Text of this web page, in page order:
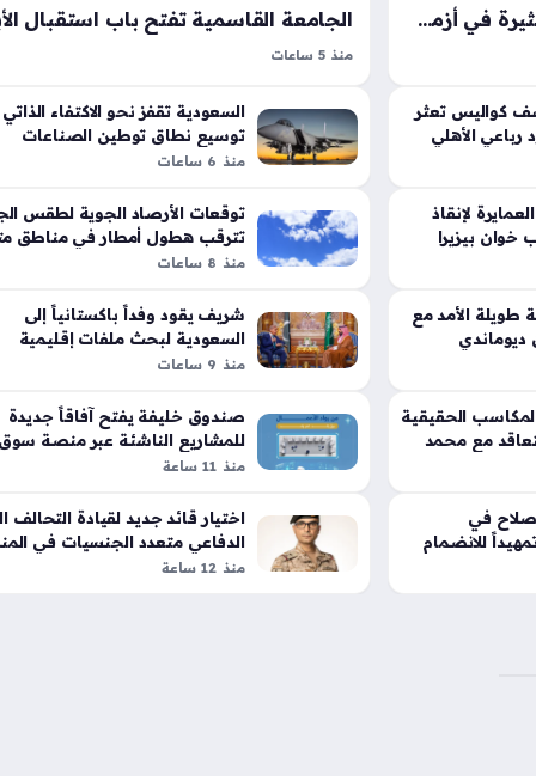
أحمد شوبير يكشف تطورات مثيرة في أزمة خوان بيزيرا مع نادي الزمالك
المصري إلى
حرج للغاية،
كواليس تعثر
الأهلي
لإنقاذ
خوان بيزيرا
طويلة الأمد مع
ديوماندي
الحقيقية
مع محمد
في
للانضمام
منذ 5 ساعات
في المؤتمر الدولي الثاني عشر للجامعة
تستعد المؤسسة العلمية لاستضافة نخبة من
والباحثين في أبريل 2027، وتهدف هذه المبادرة إلى…
السعودية تقفز نحو الاكتفاء
توسيع نطاق توطين الصناعات
العسكرية محلياً
منذ 6 ساعات
توقعات الأرصاد الجوية لطقس
تترقب هطول أمطار في مناطق
منذ 8 ساعات
شريف يقود وفداً باكستانياً إلى
السعودية لبحث ملفات إقليمية
حساسة ومصيرية
منذ 9 ساعات
صندوق خليفة يفتح آفاقاً جديدة
للمشاريع الناشئة عبر منصة سوق
المستقبل
منذ 11 ساعة
اختيار قائد جديد لقيادة التحالف
الدفاعي متعدد الجنسيات في
منذ 12 ساعة